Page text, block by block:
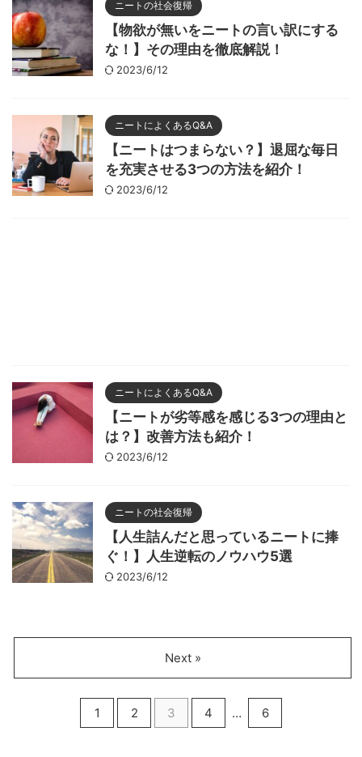
ニートの社会復帰
【物欲が無いをニートの言い訳にする
な！】その理由を徹底解説！
2023/6/12
ニートによくあるQ&A
【ニートはつまらない？】退屈な毎日
を充実させる3つの方法を紹介！
2023/6/12
ニートによくあるQ&A
【ニートが劣等感を感じる3つの理由と
は？】改善方法も紹介！
2023/6/12
ニートの社会復帰
【人生詰んだと思っているニートに捧
ぐ！】人生逆転のノウハウ5選
2023/6/12
1 2 3 4 … 6
Next »